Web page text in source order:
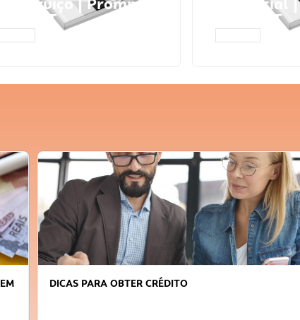
ChatGPT ChatGPT
FAÇA A DIFERENÇA: SEJA SUSTENTÁVEL, SEJA